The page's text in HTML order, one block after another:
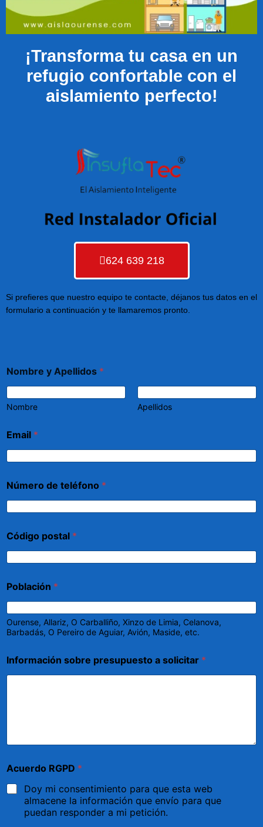
¡Transforma tu casa en un
refugio confortable con el
aislamiento perfecto!
624 639 218
Si prefieres que nuestro equipo te contacte, déjanos tus datos en el
formulario a continuación y te llamaremos pronto.
Nombre y Apellidos *
Nombre Apellidos
Email *
Número de teléfono *
Código postal *
Población *
Ourense, Allariz, O Carballiño, Xinzo de Limia, Celanova,
Barbadás, O Pereiro de Aguiar, Avión, Maside, etc.
Información sobre presupuesto a solicitar *
Acuerdo RGPD *
Doy mi consentimiento para que esta web
almacene la información que envío para que
puedan responder a mi petición.